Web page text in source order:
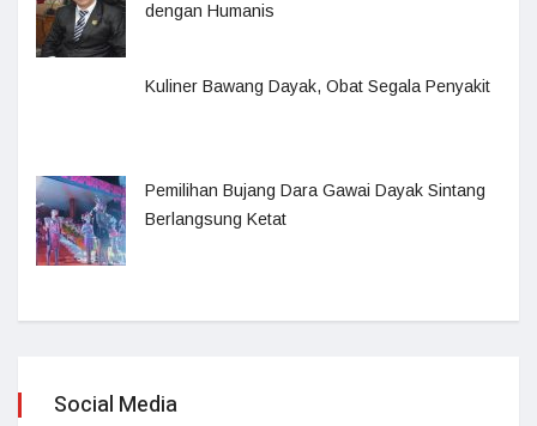
dengan Humanis
Kuliner Bawang Dayak, Obat Segala Penyakit
Pemilihan Bujang Dara Gawai Dayak Sintang
Berlangsung Ketat
Social Media